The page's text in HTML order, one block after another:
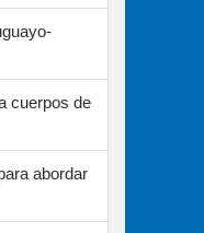
cuerpos de
abordar